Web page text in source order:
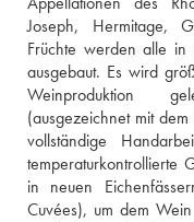
Joseph, Hermitage,
Früchte werden alle
ausgebaut. Es wird
Weinproduktion
(ausgezeichnet mit
vollständige
temperaturkontrollierte
in neuen
Cuvées), um dem